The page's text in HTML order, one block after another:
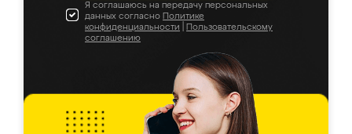
Я соглашаюсь на передачу персональных
данных согласно Политике
конфиденциальности
Пользовательскому
соглашению